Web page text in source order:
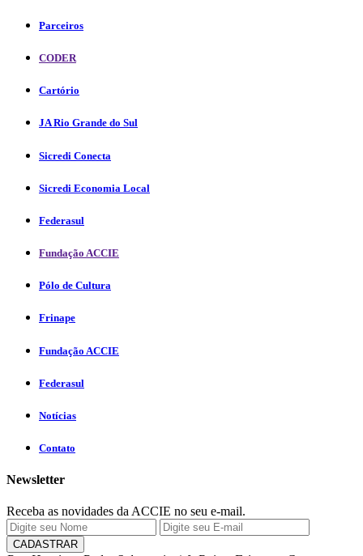
Parceiros
CODER
Cartório
JA Rio Grande do Sul
Sicredi Conecta
Sicredi Economia Local
Federasul
Fundação ACCIE
Pólo de Cultura
Frinape
Fundação ACCIE
Federasul
Notícias
Contato
Newsletter
Receba as novidades da ACCIE no seu e-mail.